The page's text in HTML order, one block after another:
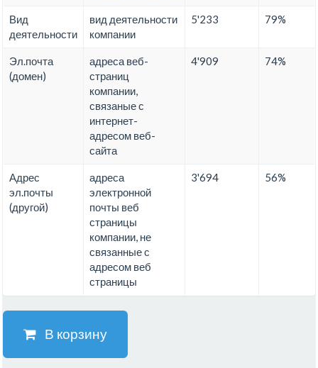
Вид
деятельности
вид деятельности
компании
5'233 79%
Эл.почта
(домен)
адреса веб-
страниц
компании,
связаные с
интернет-
адресом веб-
сайта
4'909 74%
Адрес
эл.почты
(другой)
адреса
электронной
почты веб
страницы
компании, не
связанные с
адресом веб
страницы
3'694 56%
В корзину